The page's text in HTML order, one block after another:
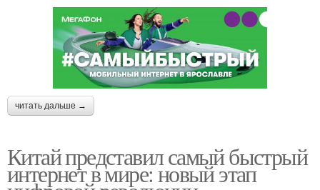
читать дальше →
Китай представил самый быстрый
интернет в мире: новый этап